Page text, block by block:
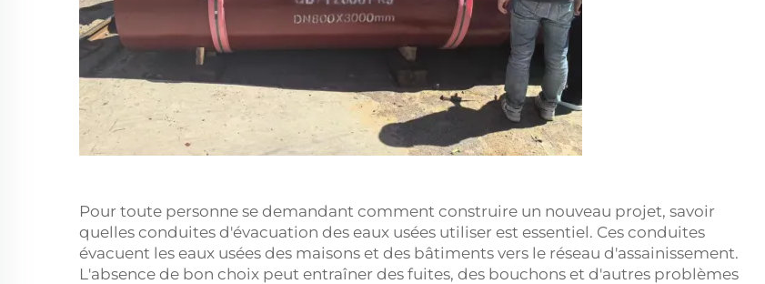
Pour toute personne se demandant comment construire un nouveau projet, savoir
quelles conduites d'évacuation des eaux usées utiliser est essentiel. Ces conduites
évacuent les eaux usées des maisons et des bâtiments vers le réseau d'assainissement.
L'absence de bon choix peut entraîner des fuites, des bouchons et d'autres problèmes